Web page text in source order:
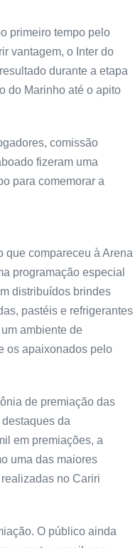
primeiro tempo pelo
vantagem, o Inter do
durante a etapa
do Marinho até o apito
comissão
fizeram uma
para comemorar a
que compareceu à Arena
programação especial
distribuídos brindes
pastéis e refrigerantes
ambiente de
os apaixonados pelo
de premiação das
da
em premiações, a
uma das maiores
no Cariri
O público ainda